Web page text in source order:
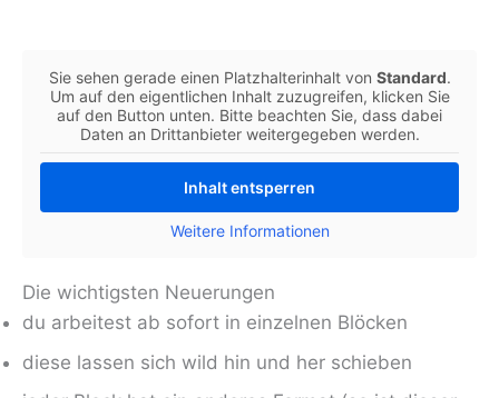
Sie sehen gerade einen Platzhalterinhalt von Standard.
Um auf den eigentlichen Inhalt zuzugreifen, klicken Sie
auf den Button unten. Bitte beachten Sie, dass dabei
Daten an Drittanbieter weitergegeben werden.
Inhalt entsperren
Weitere Informationen
Die wichtigsten Neuerungen
du arbeitest ab sofort in einzelnen Blöcken
diese lassen sich wild hin und her schieben